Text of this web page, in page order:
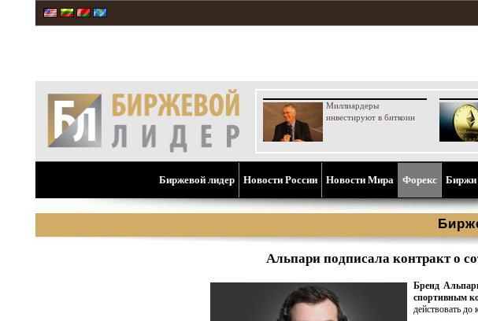
Миллиардеры
инвестируют в биткоин
Биржевой лидер Новости России Новости Мира Форекс Биржи
Альпари подписала контракт о
Бренд
спортивным
действовать до